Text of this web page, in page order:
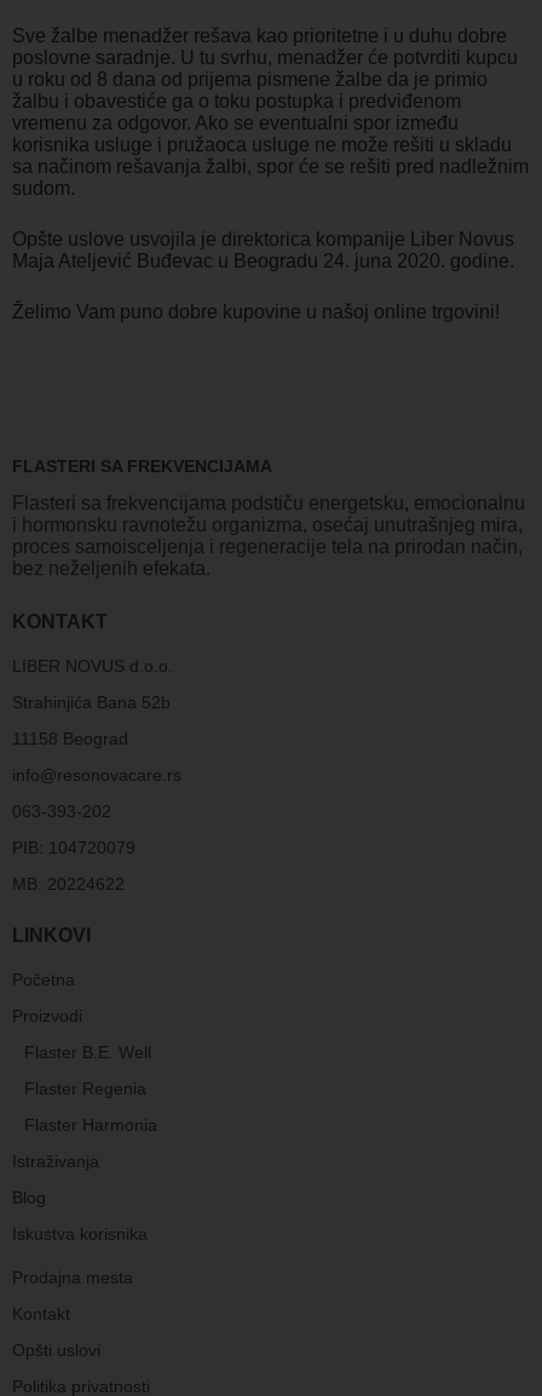
Sve žalbe menadžer rešava kao prioritetne i u duhu dobre
poslovne saradnje. U tu svrhu, menadžer će potvrditi kupcu
u roku od 8 dana od prijema pismene žalbe da je primio
žalbu i obavestiće ga o toku postupka i predviđenom
vremenu za odgovor. Ako se eventualni spor između
korisnika usluge i pružaoca usluge ne može rešiti u skladu
sa načinom rešavanja žalbi, spor će se rešiti pred nadležnim
sudom.
Opšte uslove usvojila je direktorica kompanije Liber Novus
Maja Ateljević Buđevac u Beogradu 24. juna 2020. godine.
Želimo Vam puno dobre kupovine u našoj online trgovini!
FLASTERI SA FREKVENCIJAMA
Flasteri sa frekvencijama podstiču energetsku, emocionalnu
i hormonsku ravnotežu organizma, osećaj unutrašnjeg mira,
proces samoisceljenja i regeneracije tela na prirodan način,
bez neželjenih efekata.
KONTAKT
LIBER NOVUS d.o.o.
Strahinjića Bana 52b
11158 Beograd
info@resonovacare.rs
063-393-202
PIB: 104720079
MB: 20224622
LINKOVI
Početna
Proizvodi
Flaster B.E. Well
Flaster Regenia
Flaster Harmonia
Istraživanja
Blog
Iskustva korisnika
Prodajna mesta
Kontakt
Opšti uslovi
Politika privatnosti